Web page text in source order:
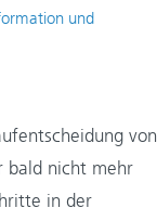
und
von
bald nicht mehr
in der